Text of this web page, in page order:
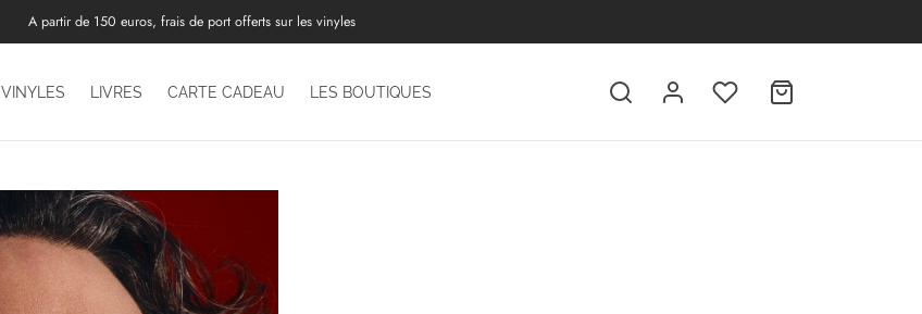
A partir de 150 euros, frais de port offerts sur les vinyles
VINYLES LIVRES CARTE CADEAU LES BOUTIQUES